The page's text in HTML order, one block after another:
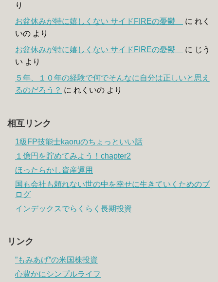
り
お盆休みが特に嬉しくない サイドFIREの憂鬱
に れく
いの より
お盆休みが特に嬉しくない サイドFIREの憂鬱
に じう
い より
５年、１０年の経験で何でそんなに自分は正しいと思え
るのだろう？ に れくいの より
相互リンク
1級FP技能士kaoruのちょっといい話
１億円を貯めてみよう！chapter2
ほったらかし資産運用
国も会社も頼れない世の中を幸せに生きていくためのブ
ログ
インデックスでらくらく長期投資
リンク
”もみあげ”の米国株投資
心豊かにシンプルライフ